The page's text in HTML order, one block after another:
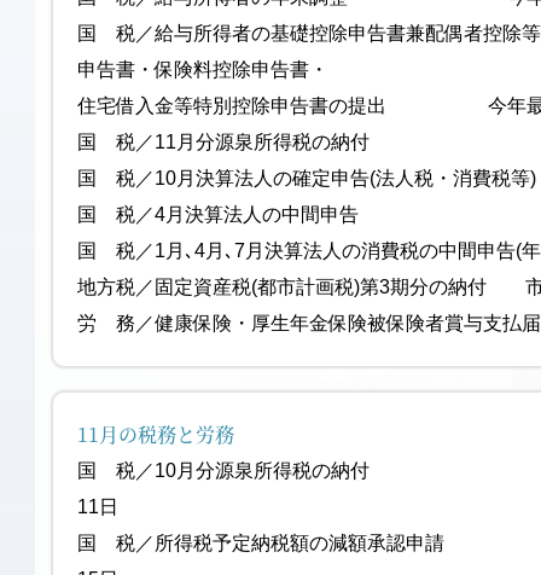
国 税／給与所得者の基礎控除申告書兼配偶者控除
申告書・保険料控除申告書・
住宅借入金等特別控除申告書の提出 今年最
国 税／11月分源泉所得税の
国 税／10月決算法人の確定申告(法人税
国 税／4月決算法人の中間
国 税／1月､4月､7月決算法人の消費税の中間申
地方税／固定資産税(都市計画税)第3期分の納付
労 務／健康保険・厚生年金保険被保険者賞与
11月の税務と労務
国 税／10月分源泉所得
11日
国 税／所得税予定納税額の減